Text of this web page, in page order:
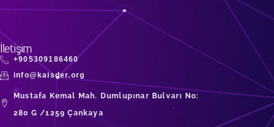
İletişim
+905309186460
info@kaisder.org
Mustafa Kemal Mah. Dumlupınar Bulvarı No:
280 G /1259 Çankaya